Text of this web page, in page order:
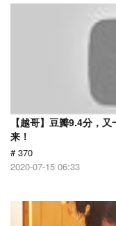
【越哥】豆瓣9.4分，
来！
# 370
2020-07-15 06:33